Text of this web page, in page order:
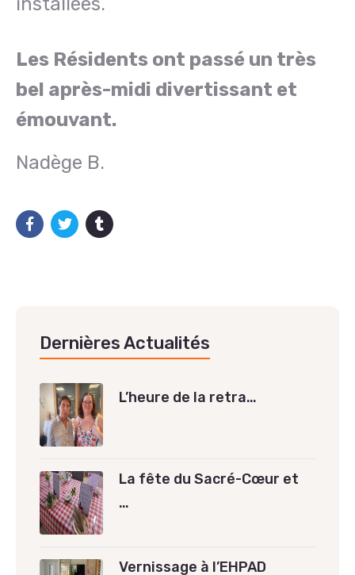
Les Résidents ont passé un très
bel après-midi divertissant et
émouvant.
Nadège B.
Dernières Actualités
L’heure de la retra…
La fête du Sacré-Cœur et
…
Vernissage à l’EHPAD